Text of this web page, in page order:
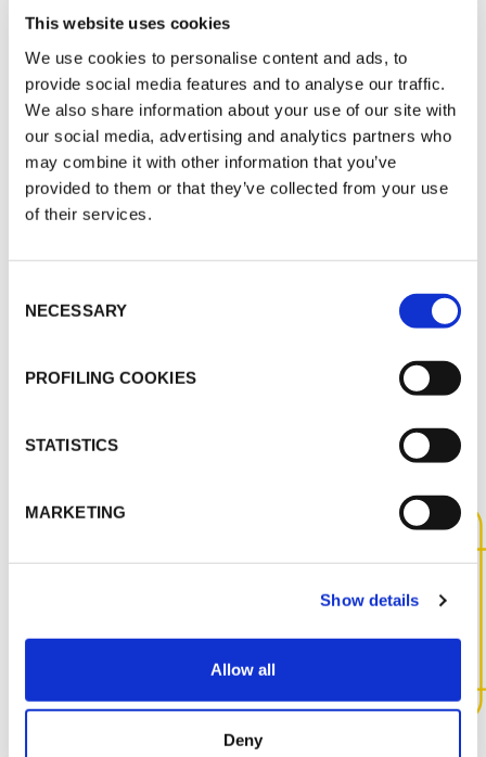
This website uses cookies
We use cookies to personalise content and ads, to
provide social media features and to analyse our traffic.
We also share information about your use of our site with
our social media, advertising and analytics partners who
may combine it with other information that you’ve
provided to them or that they’ve collected from your use
of their services.
Selection
NECESSARY
PROFILING COOKIES
STATISTICS
MARKETING
Show details
Allow all
Deny
K-FLEX ACCESSORIES - GDANSKI
UNIWERSYTET MEDYCZNY - Internal method
Health & Safety - Approvals - Various - ALU
TAPE FSK TAPE - POL
K-FLEX ACCESSORIES - GDANSKI
UNIWERSYTET MEDYCZNY - Internal method
Health & Safety - Approvals - Various - PVC
TAPE VINYL TAPE DUCT TAPE - POL
K-FLEX ACCESSORIES - GDANSKI
SKONTAKTUJ SIĘ Z NAMI,
ABY UZYSKAĆ WIĘCEJ
INFORMACJI NA TEMAT TEGO
PRODUKTU
SKONTAKTUJ SIĘ Z NAMI